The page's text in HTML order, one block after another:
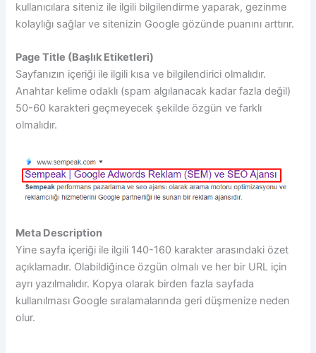
kullanıcılara siteniz ile ilgili bilgilendirme yaparak, gezinme
kolaylığı sağlar ve sitenizin Google gözünde puanını arttırır.
Page Title (Başlık Etiketleri)
Sayfanızın içeriği ile ilgili kısa ve bilgilendirici olmalıdır.
Anahtar kelime odaklı (spam algılanacak kadar fazla değil)
50-60 karakteri geçmeyecek şekilde özgün ve farklı
olmalıdır.
Meta Description
Yine sayfa içeriği ile ilgili 140-160 karakter arasındaki özet
açıklamadır. Olabildiğince özgün olmalı ve her bir URL için
ayrı yazılmalıdır. Kopya olarak birden fazla sayfada
kullanılması Google sıralamalarında geri düşmenize neden
olur.